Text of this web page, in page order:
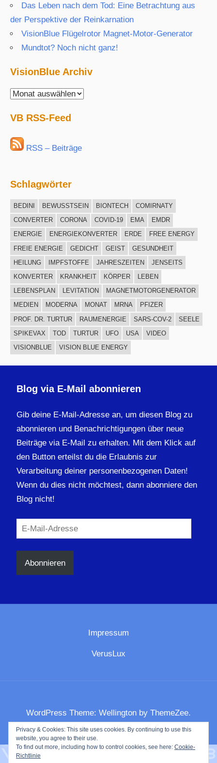
Das Leben nach dem Tod: Eine Betrachtung aus
der Perspektive der Reinkarnation
VisionBlue Flügelrotor Magnet-Motor-Generator
Mundtot? Noch nicht ganz!
VisionBlue Archiv
VisionBlue
VB RSS-Feed
RSS – Beiträge
Schlagwörter
BEDINI BEWUSSTSEIN BIONTECH
COMIRNATY
CONVERTER
CORONA COVID-19 EMA
EMDR
ENERGIE
ENERGIEKONVERTER ERDE
FREE ENERGY
FREIE ENERGIE
GEDICHT GEIST
GESUNDHEIT
HEILUNG
IMPFSTOFFE JAHRESZEITEN
JENSEITS
KONVERTER
KRANKHEIT KÖRPER
LEBEN
LEBENSPLAN
LEVITATION
MAGNETMOTORGENERATOR
MEDIEN
MODERNA MONAT MRNA
PFIZER
PROF. DR. TURTUR
RAUMENERGIE SARS-COV-2
SEELE
SPIKEVAX
TOD TURTUR UFO USA
VIDEO
VISIONBLUE
VISION BLUE ENERGY
Blog via E-Mail abonnieren
Gib deine E-Mail-Adresse an, um diesen Blog zu
abonnieren und Benachrichtigungen über neue
Beiträge via E-Mail zu erhalten. Mit dem Klick auf
den Button erteilst du die Erlaubnis zur
Verarbeitung deiner personenbezogenen Daten!
Wenn du dies nicht möchtest, dann abonniere den
Blog nicht!
E-
Mail-
Adresse
Abonnieren
Impressum
VerusLux
WordPress Theme: Wellington by ThemeZee.
Privacy & Cookies: This site uses cookies. By continuing to use this
website, you agree to their use.
To find out more, including how to control cookies, see here: Cookie-
Richtlinie